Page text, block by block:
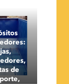
de